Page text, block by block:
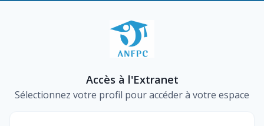
Accès à l'Extranet
Sélectionnez votre profil pour accéder à votre espace